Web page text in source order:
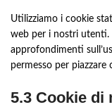
Utilizziamo i cookie
web per i nostri
approfondimenti
permesso per piazzare
5.3 Cookie di